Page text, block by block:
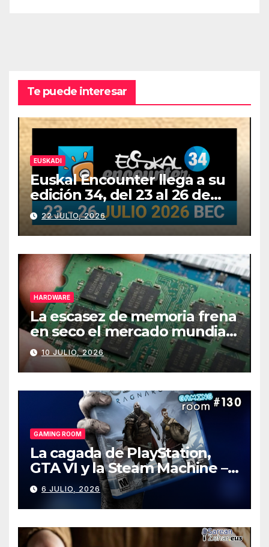
Te puede interesar
EUSKADI
Euskal Encounter llega a su
edición 34, del 23 al 26 de
julio
22 JULIO, 2026
HARDWARE
La escasez de memoria frena
en seco el mercado mundial
de PCs
10 JULIO, 2026
GAMING ROOM
La cagada de PlayStation,
GTA VI y la Steam Machine –
Gaming Room #130
6 JULIO, 2026